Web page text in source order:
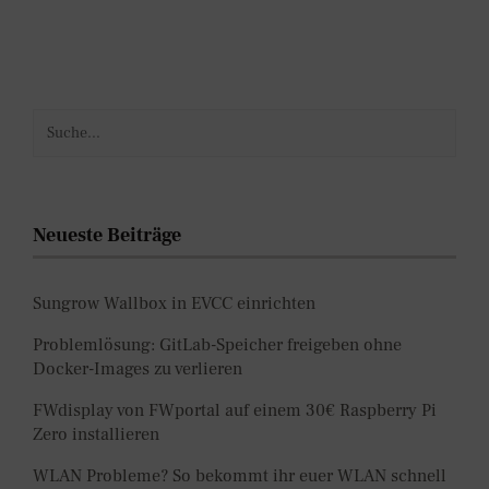
Neueste Beiträge
Sungrow Wallbox in EVCC einrichten
Problemlösung: GitLab-Speicher freigeben ohne
Docker-Images zu verlieren
FWdisplay von FWportal auf einem 30€ Raspberry Pi
Zero installieren
WLAN Probleme? So bekommt ihr euer WLAN schnell